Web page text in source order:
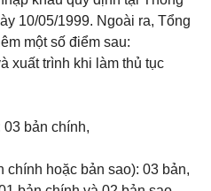
10/05/1999. Ngoài ra, Tổng
một số điểm sau:
xuất trình khi làm thủ tục
bản chính,
hoặc bản sao): 03 bản,